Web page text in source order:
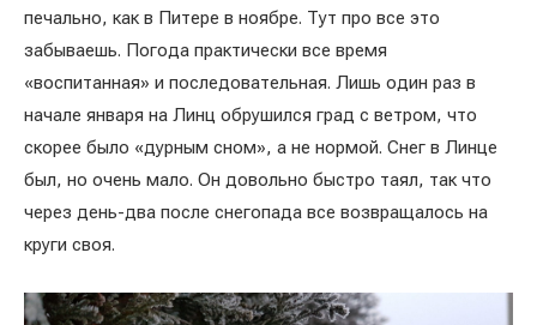
печально, как в Питере в ноябре. Тут про все это
забываешь. Погода практически все время
«воспитанная» и последовательная. Лишь один раз в
начале января на Линц обрушился град с ветром, что
скорее было «дурным сном», а не нормой. Снег в Линце
был, но очень мало. Он довольно быстро таял, так что
через день-два после снегопада все возвращалось на
круги своя.